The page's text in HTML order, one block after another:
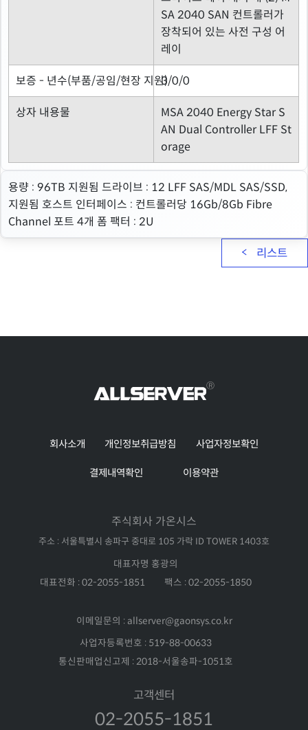
SA 2040 SAN 컨트롤러가
장착되어 있는 사전 구성 어
레이
보증 - 년수(부품/공임/현장 지원)3/0/0
상자 내용물
MSA 2040 Energy Star S
AN Dual Controller LFF St
orage
용량 : 96TB 지원됨 드라이브 : 12 LFF SAS/MDL SAS/SSD,
지원됨 호스트 인터페이스 : 컨트롤러당 16Gb/8Gb Fibre
Channel 포트 4개 폼 팩터 : 2U
리스트
회사소개 개인정보취급방침 사업자정보확인
결제내역확인 이용약관
주식회사 가온시스
주소 : 서울특별시 송파구 중대로 105 가락 ID TOWER 1403호
대표자명 홍광의
대표전화 : 02-2055-1851
팩스 : 02-2055-1850
이메일문의 : allserver@gaonsys.co.kr
사업자등록번호 : 519-88-00633
통신판매업신고제 : 2018-서울송파-1051호
고객센터
02-2055-1851